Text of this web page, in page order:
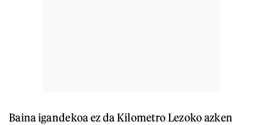
Baina igandekoa ez da Kilometro Lezoko azken